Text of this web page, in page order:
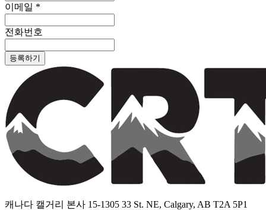
이메일 *
전화번호
등록하기
캐나다 캘거리 본사 15-1305 33 St. NE, Calgary, AB T2A 5P1